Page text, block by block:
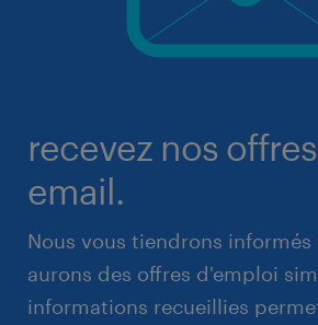
recevez nos
email.
Nous vous tiendrons informés
aurons des offres d'emploi
informations recueillies